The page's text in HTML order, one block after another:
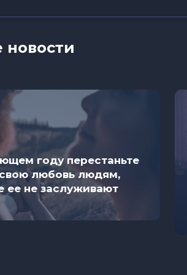
новости
году перестаньте
любовь людям,
ее не заслуживают